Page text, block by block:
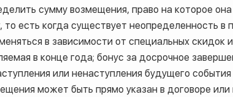
сумму возмещения, право на которое
есть когда существует неопределенность в
в зависимости от специальных скидок
в конце года; бонус за досрочное
или ненаступления будущего
может быть прямо указан в договоре